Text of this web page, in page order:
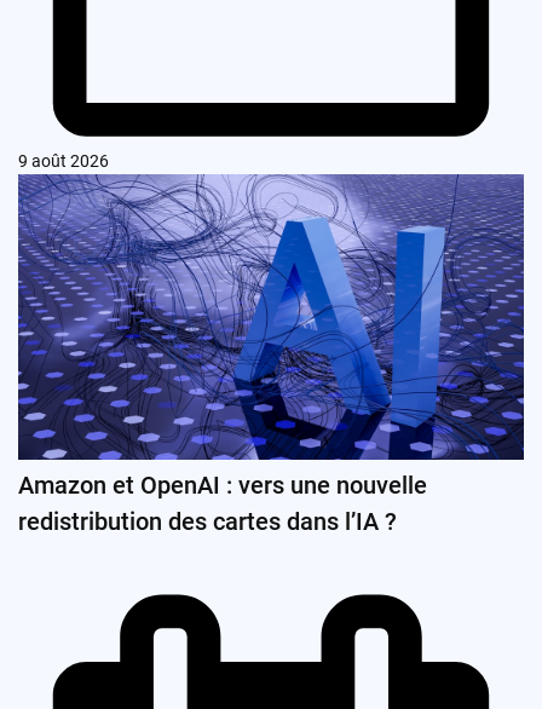
9 août 2026
Amazon et OpenAI : vers une nouvelle
redistribution des cartes dans l’IA ?